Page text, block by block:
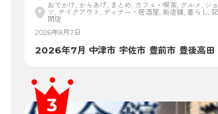
おでかけ, からあげ, まとめ, カフェ・喫茶, グルメ, シ
ツ, テイクアウト, ディナー・居酒屋, 新店舗, 暮らし,
閉店
2026年8月7日
2026年7月 中津市 宇佐市 豊前市 豊後高田